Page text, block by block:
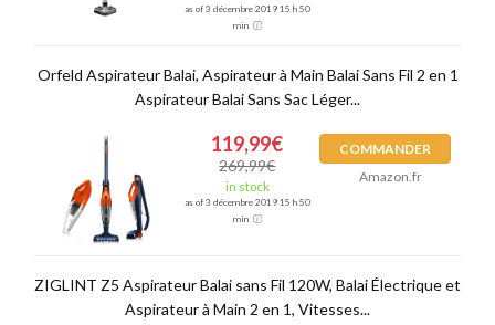
as of 3 décembre 2019 15 h 50
min
Orfeld Aspirateur Balai, Aspirateur à Main Balai Sans Fil 2 en 1
Aspirateur Balai Sans Sac Léger...
119,99€
269,99€
in stock
as of 3 décembre 2019 15 h 50
min
COMMANDER
Amazon.fr
ZIGLINT Z5 Aspirateur Balai sans Fil 120W, Balai Électrique et
Aspirateur à Main 2 en 1, Vitesses...